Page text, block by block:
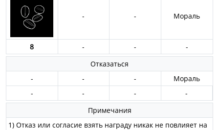
- - Мораль
8 - -
-
Отказаться
-
- -
Мораль
-
- -
-
Примечания
1) Отказ или согласие взять награду никак не повлияет на